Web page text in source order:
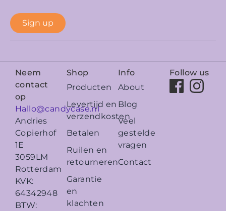
Sign up
Neem
contact
op
Hallo@candycase.nl
Andries
Copierhof
1E
3059LM
Rotterdam
KVK:
64342948
BTW:
Shop
Producten
Levertijd en
verzendkosten
Betalen
Ruilen en
retourneren
Garantie
en
klachten
Info
About
Blog
Veel
gestelde
vragen
Contact
Follow us